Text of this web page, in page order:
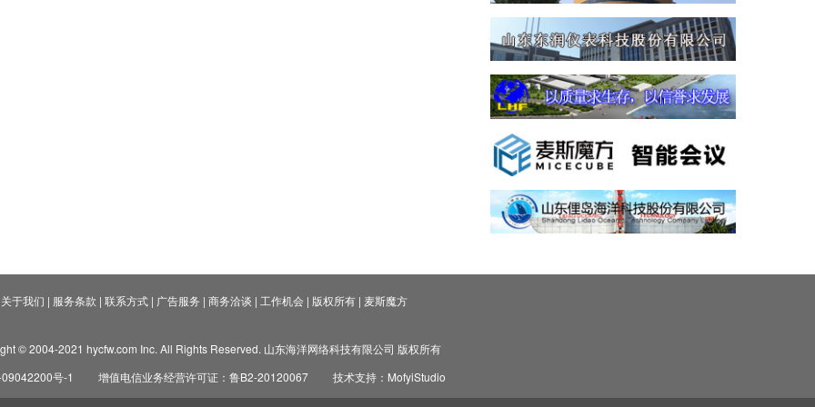
关于我们 | 服务条款 | 联系方式| 广告服务 | 商务洽谈 | 工作机会| 版权所有| 麦斯魔方
© 2004-2021 hycfw.com Inc. All Rights Reserved. 山东海洋网络科技有限公司 版权所有
号-1
增值电信业务经营许可证：鲁B2-20120067 技术支持：MofyiStudio